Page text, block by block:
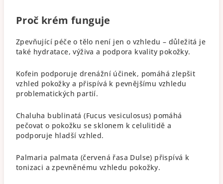
Proč krém funguje
Zpevňující péče o tělo není jen o vzhledu – důležitá je
také hydratace, výživa a podpora kvality pokožky.
Kofein podporuje drenážní účinek, pomáhá zlepšit
vzhled pokožky a přispívá k pevnějšímu vzhledu
problematických partií.
Chaluha bublinatá (Fucus vesiculosus) pomáhá
pečovat o pokožku se sklonem k celulitidě a
podporuje hladší vzhled.
Palmaria palmata (červená řasa Dulse) přispívá k
tonizaci a zpevněnému vzhledu pokožky.